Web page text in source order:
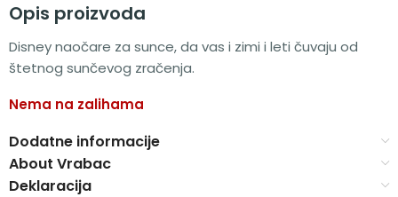
Opis proizvoda
Disney naočare za sunce, da vas i zimi i leti čuvaju od
štetnog sunčevog zračenja.
Nema na zalihama
Dodatne informacije
About Vrabac
Deklaracija